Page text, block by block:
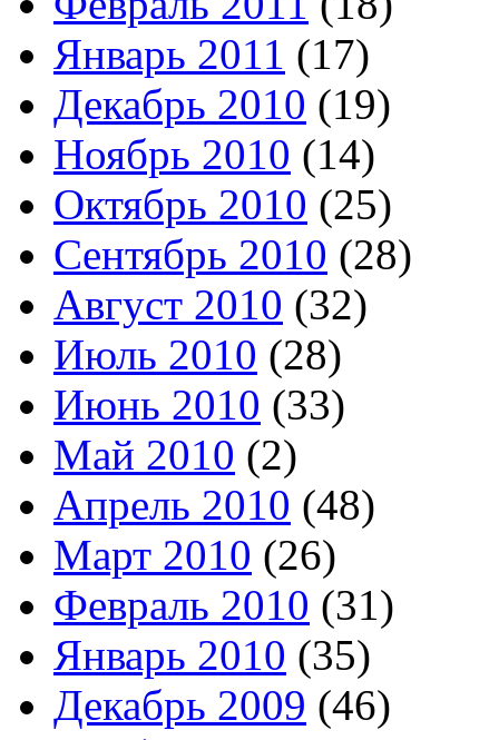
Январь 2011 (17)
Декабрь 2010 (19)
Ноябрь 2010 (14)
Октябрь 2010 (25)
Сентябрь 2010 (28)
Август 2010 (32)
Июль 2010 (28)
Июнь 2010 (33)
Май 2010 (2)
Апрель 2010 (48)
Март 2010 (26)
Февраль 2010 (31)
Январь 2010 (35)
Декабрь 2009 (46)